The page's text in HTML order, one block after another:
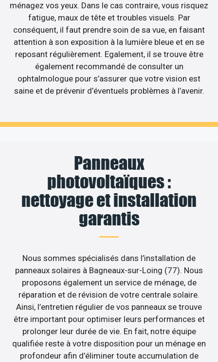
ménagez vos yeux. Dans le cas contraire, vous risquez
fatigue, maux de tête et troubles visuels. Par
conséquent, il faut prendre soin de sa vue, en faisant
attention à son exposition à la lumière bleue et en se
reposant régulièrement. Egalement, il se trouve être
également recommandé de consulter un
ophtalmologue pour s’assurer que votre vision est
saine et de prévenir d’éventuels problèmes à l’avenir.
Panneaux
photovoltaïques :
nettoyage et installation
garantis
Nous sommes spécialisés dans l’installation de
panneaux solaires à Bagneaux-sur-Loing (77). Nous
proposons également un service de ménage, de
réparation et de révision de votre centrale solaire.
Ainsi, l’entretien régulier de vos panneaux se trouve
être important pour optimiser leurs performances et
prolonger leur durée de vie. En fait, notre équipe
qualifiée reste à votre disposition pour un ménage en
profondeur afin d’éliminer toute accumulation de